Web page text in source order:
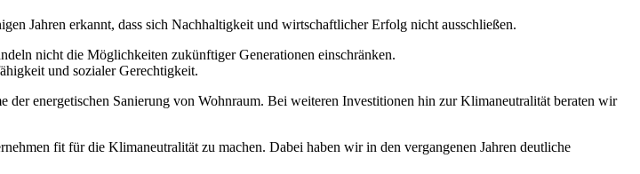
Jahren erkannt, dass sich Nachhaltigkeit und wirtschaftlicher Erfolg nicht ausschließen.
nicht die Möglichkeiten zukünftiger Generationen einschränken.
und sozialer Gerechtigkeit.
energetischen Sanierung von Wohnraum. Bei weiteren Investitionen hin zur Klimaneutralität beraten wir
fit für die Klimaneutralität zu machen. Dabei haben wir in den vergangenen Jahren deutliche